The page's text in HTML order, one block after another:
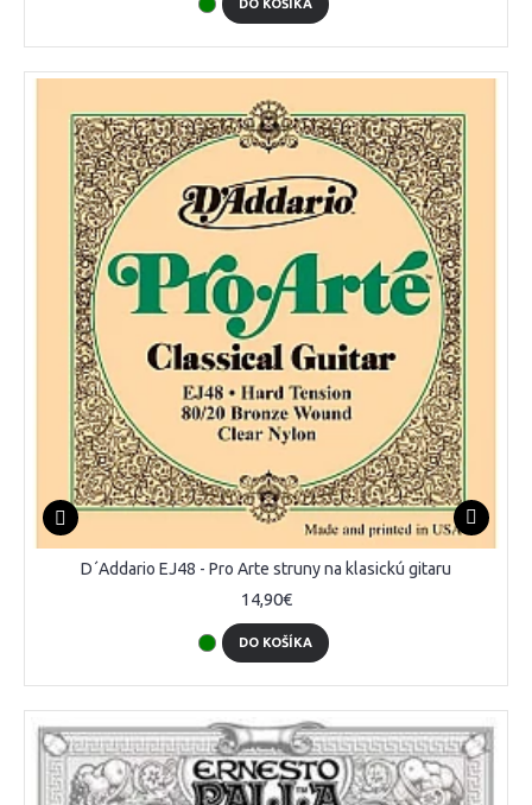
DO KOŠÍKA
D´Addario EJ48 - Pro Arte struny na klasickú gitaru
14,90€
DO KOŠÍKA